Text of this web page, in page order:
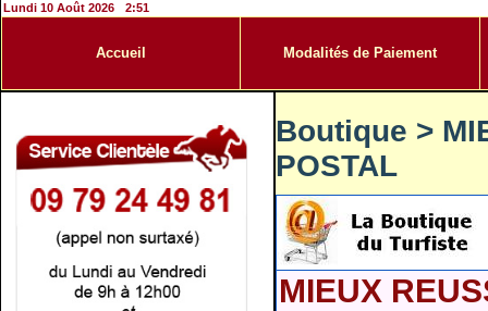
Lundi 10 Août 2026 2:51
Accueil Modalités de Paiement
Boutique >
POSTAL
MIEUX